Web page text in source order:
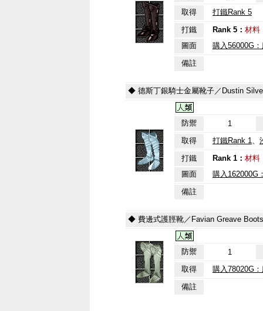
取得
打鐵Rank 5
打鐵
Rank 5： 材料
圖面
購入56000G
備註
◆ 德斯丁銀騎士金屬靴子／Dustin
防禦
1
取得
打鐵Rank 1、
打鐵
Rank 1： 材料
圖面
購入162000G
備註
◆ 費邊式護脛靴／Favian Greave Boots
防禦
1
取得
購入78020G
備註